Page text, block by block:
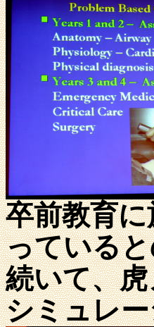
卒前教育
っている
続いて、
シミュレ